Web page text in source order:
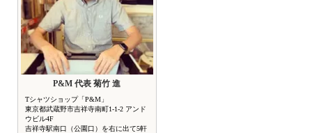
P&M 代表 菊竹 進
Tシャツショップ「P&M」
東京都武蔵野市吉祥寺南町1-1-2 アンド
ウビル4F
吉祥寺駅南口（公園口）を右に出て5軒